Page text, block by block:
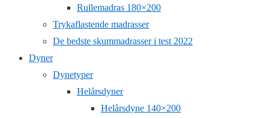
Rullemadras 180×200
Trykaflastende madrasser
De bedste skummadrasser i test 2022
Dyner
Dynetyper
Helårsdyner
Helårsdyne 140×200